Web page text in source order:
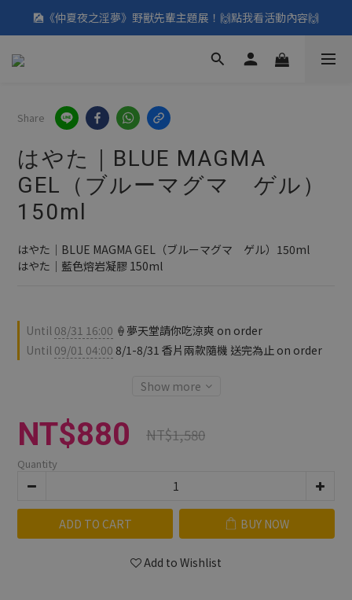
🎑《仲夏夜之淫夢》野獸先輩主題展！🙌點我看活動內容🙌
🎑《仲夏夜之淫夢》野獸先輩主題展！🙌點我看活動內容🙌
點我看👉8月優惠懶人包
🎑《仲夏夜之淫夢》野獸先輩主題展！🙌點我看活動內容🙌
Share
はやた｜BLUE MAGMA
GEL（ブルーマグマ ゲル）
150ml
はやた｜BLUE MAGMA GEL（ブルーマグマ　ゲル）150ml
はやた｜藍色熔岩凝膠 150ml
Until 08/31 16:00 🍦夢天堂請你吃涼爽 on order
Until 09/01 04:00 8/1-8/31 香片兩款隨機 送完為止 on order
Show more
NT$880 NT$1,580
Quantity
ADD TO CART BUY NOW
Add to Wishlist